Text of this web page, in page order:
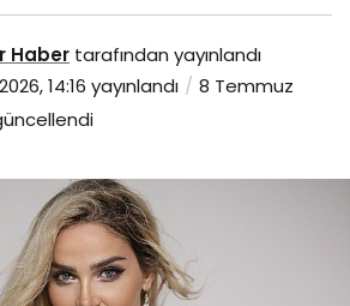
Haber tarafından yayınlandı
14:16 yayınlandı
8 Temmuz